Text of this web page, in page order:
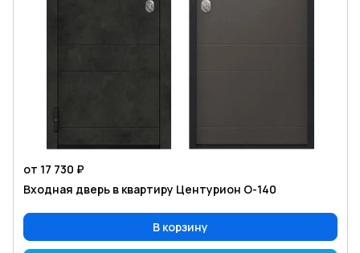
от 17 730 ₽
Входная дверь в квартиру Центурион O-140
В корзину